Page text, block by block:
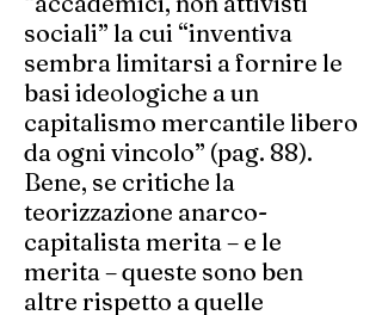
sociali” la cui “inventiva
sembra limitarsi a fornire le
basi ideologiche a un
capitalismo mercantile libero
da ogni vincolo” (pag. 88).
Bene, se critiche la
teorizzazione anarco-
capitalista merita – e le
merita – queste sono ben
altre rispetto a quelle